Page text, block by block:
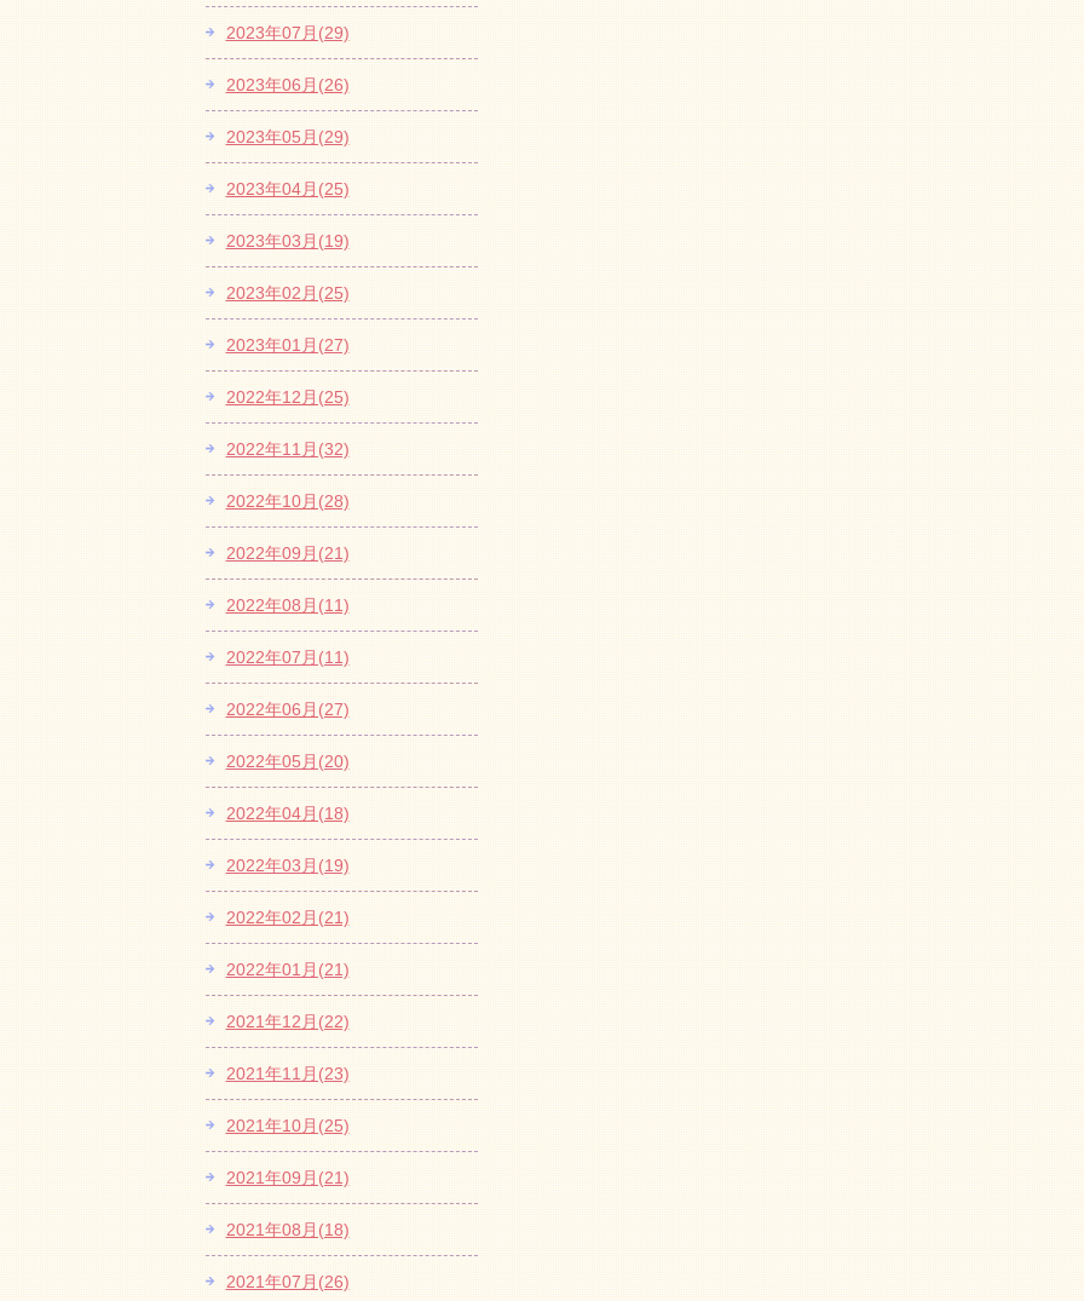
2023年07月(29)
2023年06月(26)
2023年05月(29)
2023年04月(25)
2023年03月(19)
2023年02月(25)
2023年01月(27)
2022年12月(25)
2022年11月(32)
2022年10月(28)
2022年09月(21)
2022年08月(11)
2022年07月(11)
2022年06月(27)
2022年05月(20)
2022年04月(18)
2022年03月(19)
2022年02月(21)
2022年01月(21)
2021年12月(22)
2021年11月(23)
2021年10月(25)
2021年09月(21)
2021年08月(18)
2021年07月(26)